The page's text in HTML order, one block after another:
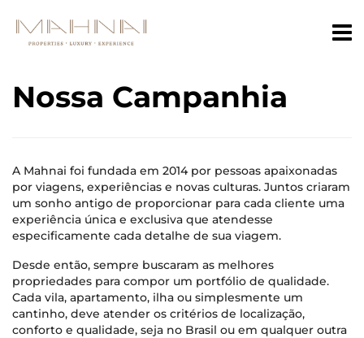
Nossa Campanhia
A Mahnai foi fundada em 2014 por pessoas apaixonadas
por viagens, experiências e novas culturas. Juntos criaram
um sonho antigo de proporcionar para cada cliente uma
experiência única e exclusiva que atendesse
especificamente cada detalhe de sua viagem.
Desde então, sempre buscaram as melhores
propriedades para compor um portfólio de qualidade.
Cada vila, apartamento, ilha ou simplesmente um
cantinho, deve atender os critérios de localização,
conforto e qualidade, seja no Brasil ou em qualquer outra